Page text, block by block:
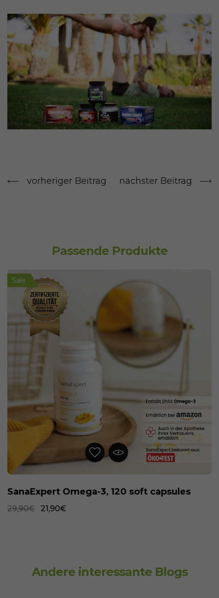
vorheriger Beitrag nächster Beitrag
Passende Produkte
Sale
SanaExpert Omega-3, 120 soft capsules
29,90€ 21,90€
Andere interessante Blogs